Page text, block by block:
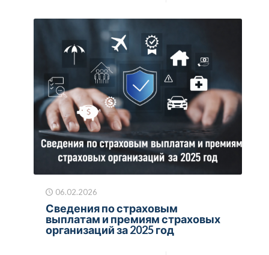
06.02.2026
Сведения по страховым
выплатам и премиям страховых
организаций за 2025 год